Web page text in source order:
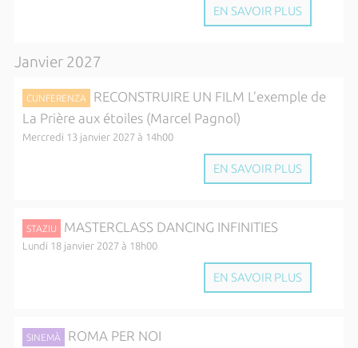
EN SAVOIR PLUS
Janvier 2027
CUNFERENZA
RECONSTRUIRE UN FILM L’exemple de
La Prière aux étoiles (Marcel Pagnol)
Mercredi 13 janvier 2027 à 14h00
EN SAVOIR PLUS
STAZIU MASTERCLASS DANCING INFINITIES
Lundi 18 janvier 2027 à 18h00
EN SAVOIR PLUS
SINEMÀ ROMA PER NOI